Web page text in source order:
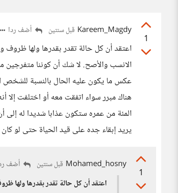
1
Kareem_Magdy قبل سنتين أضف ردا
اعتقد أن كل حالة تقدر بقدرها ولها
الانسب والأصح. لا شك أن كوننا متفرجين
عكس ما يكون عليه الحال بالنسبة للشخص
هناك مبرر سواء اتفقت معه أو اختلفت
المئة من عمره ستكون عذابا شديدا له إلى
يريد إبقاء جده على قيد الحياة حتى لو
1
Mohamed_hosny قبل سنتين
أضف
اعتقد أن كل حالة تقدر بقدرها ولها